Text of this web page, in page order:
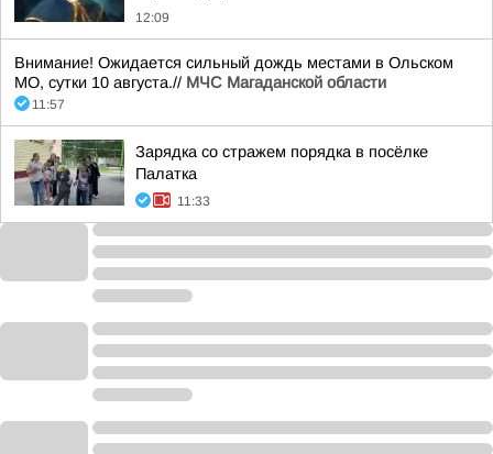
12:09
Внимание! Ожидается сильный дождь местами в Ольском
МО, сутки 10 августа.// МЧС Магаданской области
11:57
Зарядка со стражем порядка в посёлке
Палатка
11:33